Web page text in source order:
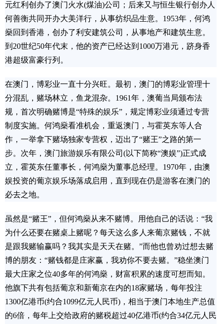
元红利创办了澳门火水(煤油)公司；后来又与恒生银行创办人
何善衡共同开办大美洋行，从事纺织品生意。1953年，何鸿
燊回到香港，创办了利安建筑公司，从事地产和建筑生意。
到20世纪50年代末，他的资产已经达到1000万港元，跻身香
港超级富豪行列。
在澳门，博彩业一直十分兴旺。最初，澳门的博彩业管理十
分混乱，赌场林立，鱼龙混杂。1961年，澳葡当局颁布法
规，首次明确赌博是“特殊的娱乐”，规定博彩业须通过专营
制度实施。何鸿燊看准机会，重返澳门，与霍英东等人合
作，一举拿下赌场独家专营权，迈出了“赌王”之路的第一
步。次年，澳门旅游娱乐有限公司(以下简称“澳娱”)正式成
立，霍英东任董事长，何鸿燊为董事总经理。1970年，由澳
娱投资的葡京娱乐场落成启用，直到现在仍是游客在澳门的
必去之地。
虽然是“赌王”，但何鸿燊从来不赌博。用他自己的话说：“我
为什么还要在赌桌上赌呢？每天这么多人来葡京赌钱，不就
是跟我赌输赢吗？我其实是天天在赌。”而他也曾劝过想去赌
博的朋友：“赌钱都是庄家赢，我劝你不要去赌。”稳坐澳门
最大庄家之位40多年的何鸿燊，财富积累的速度可想而知。
他旗下共有包括葡京和新葡京在内的18家赌场，每年投注
1300亿港币(约合1099亿元人民币)，相当于澳门本地生产总值
的6倍，每年上交给政府的赌税超过40亿港币(约合34亿元人民